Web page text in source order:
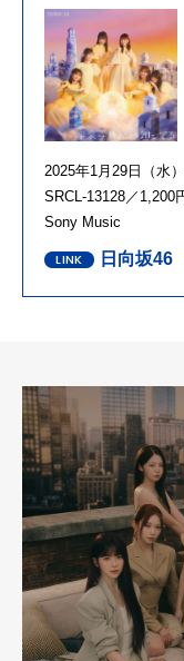
2025年1月29日（水
SRCL-13128／1,200
Sony Music
日向坂46